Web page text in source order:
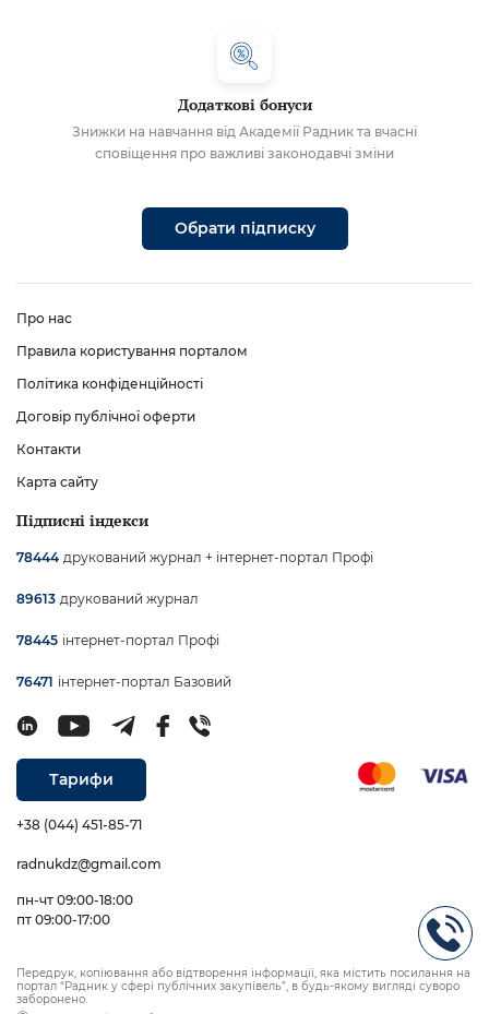
Додаткові бонуси
Знижки на навчання від Академії Радник та вчасні
сповіщення про важливі законодавчі зміни
Обрати підписку
Про нас
Правила користування порталом
Політика конфіденційності
Договір публічної оферти
Контакти
Карта сайту
Підписні індекси
78444 друкований журнал + інтернет-портал Профі
89613 друкований журнал
78445 інтернет-портал Профі
76471 інтернет-портал Базовий
Тарифи
+38 (044) 451-85-71
radnukdz@gmail.com
пн-чт 09:00-18:00
пт 09:00-17:00
Передрук, копіювання або відтворення інформації, яка містить посилання на
портал “Радник у сфері публічних закупівель”, в будь-якому вигляді суворо
заборонено.